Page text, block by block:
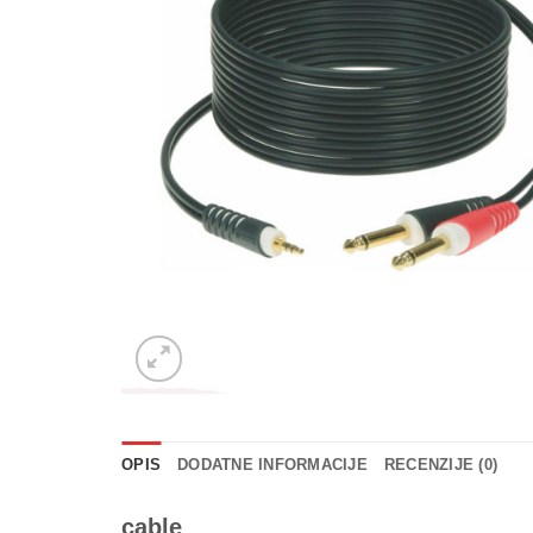
OPIS DODATNE INFORMACIJE RECENZIJE (0)
cable